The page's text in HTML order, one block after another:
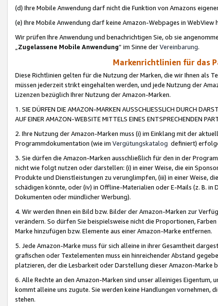
(d) Ihre Mobile Anwendung darf nicht die Funktion von Amazons
(e) Ihre Mobile Anwendung darf keine Amazon-Webpages in WebView
Wir prüfen Ihre Anwendung und benachrichtigen Sie, ob sie
„Zugelassene Mobile Anwendung“ im Sinne derVereinbarung.
Markenrichtlinien für das
Diese Richtlinien gelten für die Nutzung der Marken, die wir Ihnen als
müssen jederzeit strikt eingehalten werden, und jede Nutzung der
Lizenzen bezüglich Ihrer Nutzung der Amazon-Marken.
1. SIE DÜRFEN DIE AMAZON-MARKEN AUSSCHLIESSLICH DURCH
AUF EINER AMAZON-WEBSITE MITTELS EINES ENTSPRECHENDEN
2. Ihre Nutzung der Amazon-Marken muss (i) im Einklang mit der
Programmdokumentation (wie im Vergütungskatalog definiert)
3. Sie dürfen die Amazon-Marken ausschließlich für den in der
nicht wie folgt nutzen oder darstellen: (i) in einer Weise, die ein
Produkte und Dienstleistungen zu verunglimpfen, (iii) in einer Weise,
schädigen könnte, oder (iv) in Offline-Materialien oder E-Mails (z. B. in
Dokumenten oder mündlicher Werbung).
4. Wir werden Ihnen ein Bild bzw. Bilder der Amazon-Marken zur
verändern. So dürfen Sie beispielsweise nicht die Proportionen,
Marke hinzufügen bzw. Elemente aus einer Amazon-Marke entfernen.
5. Jede Amazon-Marke muss für sich alleine in ihrer Gesamtheit
grafischen oder Textelementen muss ein hinreichender Abstand
platzieren, der die Lesbarkeit oder Darstellung dieser Amazon-Marke
6. Alle Rechte an den Amazon-Marken sind unser alleiniges
kommt alleine uns zugute. Sie werden keine Handlungen vornehmen,
stehen.